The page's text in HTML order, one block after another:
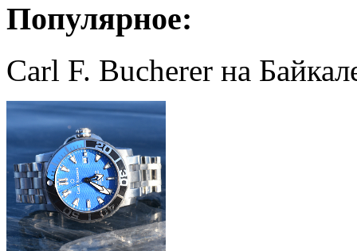
Популярное:
Carl F. Bucherer на